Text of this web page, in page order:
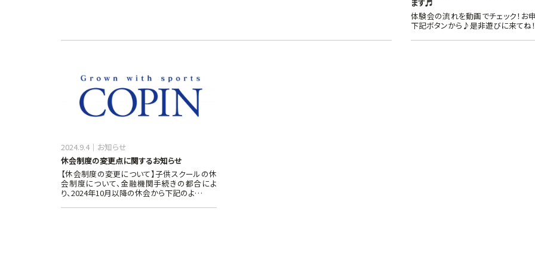
ます♬
体験会の流れを動画でチェック！お
下記ボタンから♪是非遊びに来てね！
休会制度の変更点に関するお知らせ
2024.9.4 お知らせ
【休会制度の変更について】子供スクールの休
会制度について、金融機関手続きの都合によ
り、2024年10月以降の休会から下記のよ…